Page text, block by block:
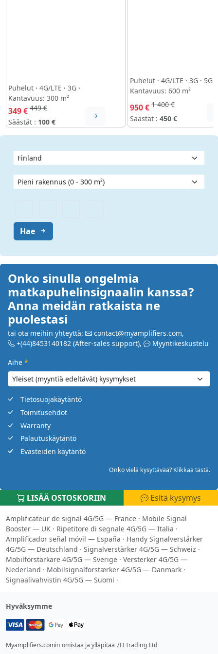
Puhelut · 4G/LTE · 3G ·
Kantavuus: 300 m²
349 € 449 €
Säästät : 100 €
Puhelut · 4G/LTE · 3G · 5G
Kantavuus: 600 m²
950 €1 400 €
Säästät : 450 €
Hae
Onko sinulla ongelmia
matkapuhelinsignaalin kanssa?
Anna meidän ratkaista ne
puolestasi
tai ota meihin yhteyttä: contact@myamplifiers.com,
+(44)8453140182 (After-sales support), Myyntikeskustelu
Aihe *
Tietosuojakäytäntö
Toimitusehdot
Warranty
Palautuskäytäntö
Evästeiden käytäntö
Onko vielä kysyttävää? Klikkaa tästä.
LISÄÄ OSTOSKORIIN Esitä kysymys
Amplificateur de signal 4G/5G — France · Mobile Signal
Booster — UK · Ripetitore di segnale 4G/5G — Italia ·
Amplificador señal móvil — España · Handy Signalverstärker
4G/5G — Deutschland · Signalverstärker 4G/5G — Schweiz ·
Mobilförstärkare 4G/5G — Sverige · Versterker 4G/5G —
Nederland · Mobilsignalforstærker 4G/5G — Danmark ·
Signaalivahvistin 4G/5G — Suomi ·
Hyväksymme
Myamplifiers.comin omistaa ja ylläpitää 7H Trading Ltd